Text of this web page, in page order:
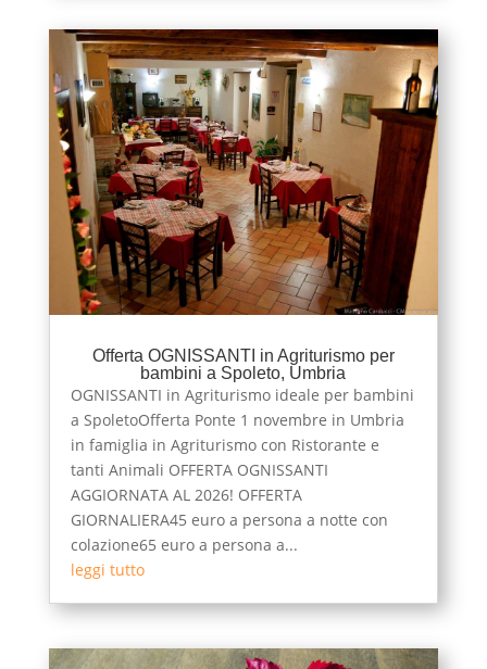
Offerta OGNISSANTI in Agriturismo per
bambini a Spoleto, Umbria
OGNISSANTI in Agriturismo ideale per bambini
a SpoletoOfferta Ponte 1 novembre in Umbria
in famiglia in Agriturismo con Ristorante e
tanti Animali OFFERTA OGNISSANTI
AGGIORNATA AL 2026! OFFERTA
GIORNALIERA45 euro a persona a notte con
colazione65 euro a persona a...
leggi tutto